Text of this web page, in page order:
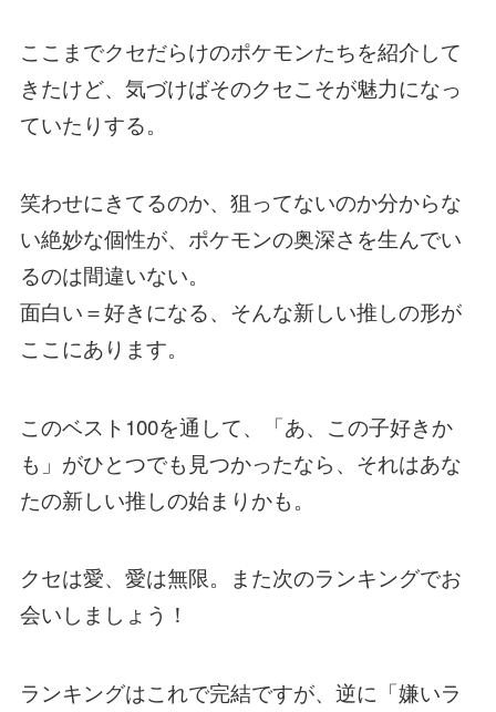
ここまでクセだらけのポケモンたちを紹介して
きたけど、気づけばそのクセこそが魅力になっ
ていたりする。
笑わせにきてるのか、狙ってないのか分からな
い絶妙な個性が、ポケモンの奥深さを生んでい
るのは間違いない。
面白い＝好きになる、そんな新しい推しの形が
ここにあります。
このベスト100を通して、「あ、この子好きか
も」がひとつでも見つかったなら、それはあな
たの新しい推しの始まりかも。
クセは愛、愛は無限。また次のランキングでお
会いしましょう！
ランキングはこれで完結ですが、逆に「嫌いラ